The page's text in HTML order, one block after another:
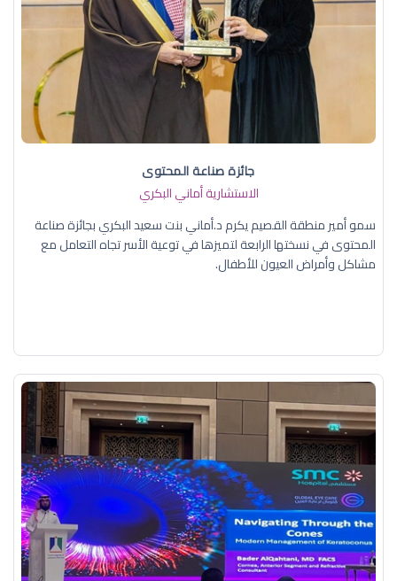
جائزة صناعة المحتوى
الاستشارية أماني البكري
سمو أمير منطقة القصيم يكرم د.أماني بنت سعيد البكري بجائزة صناعة
المحتوى في نسختها الرابعة لتميزها في توعية الأسر تجاه التعامل مع
مشاكل وأمراض العيون للأطفال.